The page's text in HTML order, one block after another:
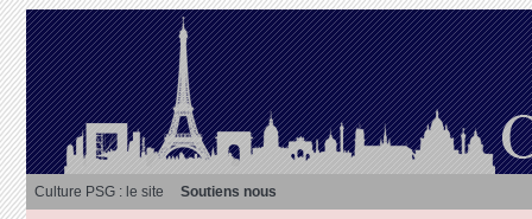
Culture PSG : le site Soutiens nous